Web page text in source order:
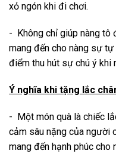
xỏ ngón khi đi chơi.
- Không chỉ giúp nàng tô
mang đến cho nàng sự
điểm thu hút sự chú ý khi
Ý nghĩa khi tặng lắc
- Một món quà là chiếc
cảm sâu nặng của người
mang đến hạnh phúc cho